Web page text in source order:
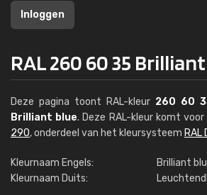
Inloggen
RAL 260 60 35
Deze pagina toont RAL-kleur 260 60
Brilliant blue. Deze RAL-kleur komt
290, onderdeel van het kleursysteem RAL
Kleurnaam Engels:
Brilliant
Kleurnaam Duits: